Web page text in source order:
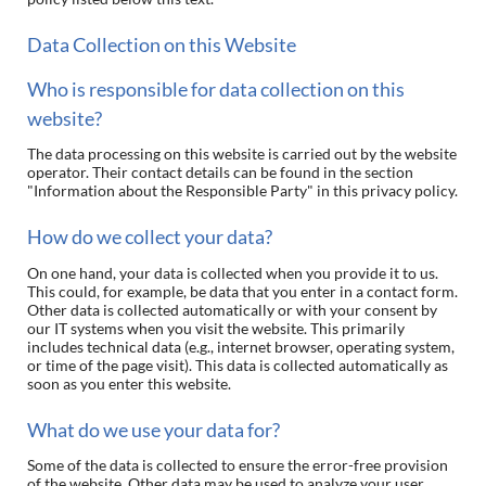
Data Collection on this Website
Who is responsible for data collection on this
website?
The data processing on this website is carried out by the website
operator. Their contact details can be found in the section
"Information about the Responsible Party" in this privacy policy.
How do we collect your data?
On one hand, your data is collected when you provide it to us.
This could, for example, be data that you enter in a contact form.
Other data is collected automatically or with your consent by
our IT systems when you visit the website. This primarily
includes technical data (e.g., internet browser, operating system,
or time of the page visit). This data is collected automatically as
soon as you enter this website.
What do we use your data for?
Some of the data is collected to ensure the error-free provision